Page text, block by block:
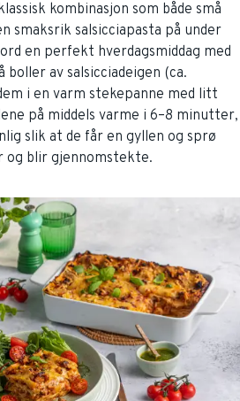
kombinasjon som både små
smaksrik salsicciapasta på under
en perfekt hverdagsmiddag med
av salsicciadeigen (ca.
i en varm stekepanne med litt
på middels varme i 6–8 minutter,
slik at de får en gyllen og sprø
og blir gjennomstekte.